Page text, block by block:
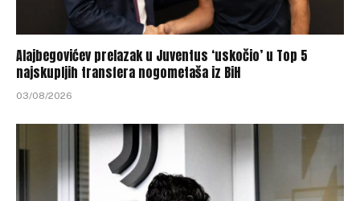
Alajbegovićev prelazak u Juventus ‘uskočio’ u Top 5
najskupljih transfera nogometaša iz BiH
03/08/2026